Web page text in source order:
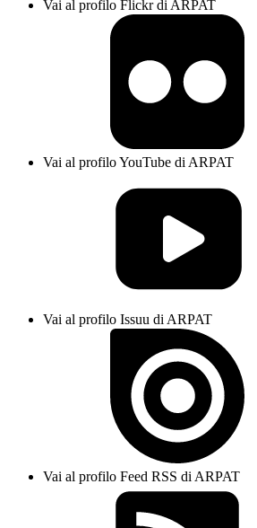
Vai al profilo Flickr di ARPAT
Vai al profilo YouTube di ARPAT
Vai al profilo Issuu di ARPAT
Vai al profilo Feed RSS di ARPAT